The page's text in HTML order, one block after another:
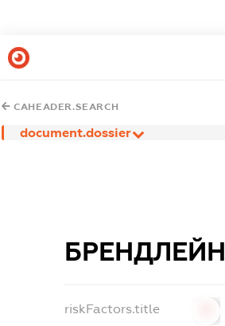
CAHEADER.SEARCH
document.dossier
БРЕНДЛЕЙН
riskFactors.title